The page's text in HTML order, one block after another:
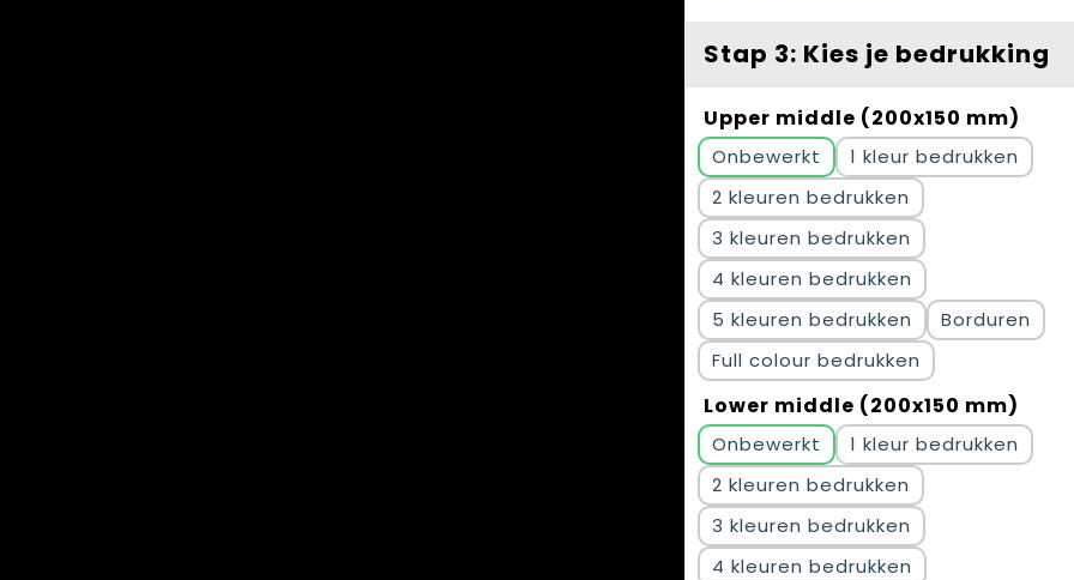
Stap 3: Kies je bedrukking
Upper middle (200x150 mm)
Onbewerkt
1
2
3
4
5
Borduren
Full colour
Lower middle (200x150 mm)
Onbewerkt
1
2
3
4